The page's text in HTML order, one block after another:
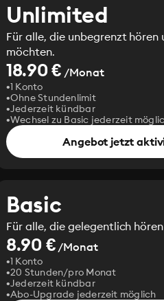
Unlimited
Für alle, die unbegrenzt hören
möchten.
18.90 € /Monat
1 Konto
Ohne Stundenlimit
Jederzeit kündbar
Wechsel zu Basic jederzeit
Angebot jetzt
Basic
Für alle, die gelegentlich
8.90 €/Monat
1 Konto
20 Stunden/pro Monat
Jederzeit kündbar
Abo-Upgrade jederzeit möglich